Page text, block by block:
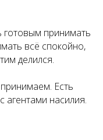
принимать
всё спокойно,
делился.
Есть
агентами насилия.